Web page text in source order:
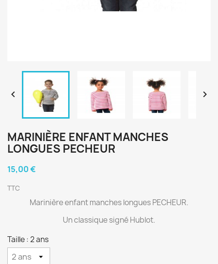
 
MARINIÈRE ENFANT MANCHES
LONGUES PECHEUR
15,00 €
TTC
Marinière enfant manches longues PECHEUR.
Un classique signé Hublot.
Taille : 2 ans